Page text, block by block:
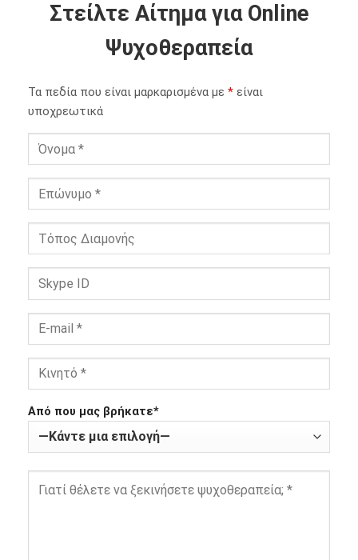
Στείλτε Αίτημα για Online
Ψυχοθεραπεία
Τα πεδία που είναι μαρκαρισμένα με * είναι
υποχρεωτικά
Από που μας βρήκατε*